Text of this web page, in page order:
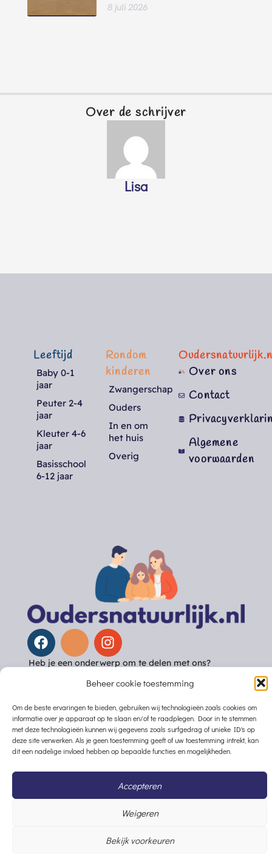
Beheer cookie toestemming
Om de beste ervaringen te bieden, gebruiken wij technologieën zoals cookies om
informatie over je apparaat op te slaan en/of te raadplegen. Door in te stemmen
met deze technologieën kunnen wij gegevens zoals surfgedrag of unieke ID's op
deze site verwerken. Als je geen toestemming geeft of uw toestemming intrekt, kan
dit een nadelige invloed hebben op bepaalde functies en mogelijkheden.
Accepteren
Weigeren
Bekijk voorkeuren
8 juli 2026
Over de schrijver
Lisa
Heb je een onderwerp om te delen met ons?
Leeftijd
Baby 0-1
jaar
Peuter 2-4
jaar
Kleuter 4-6
jaar
Basisschool
6-12 jaar
Rondom
kinderen
Zwangerschap
Ouders
In en om
het huis
Overig
Over ons
Contact
Algemene
voorwaarden
© Copyright 2026, Alle rechten voorbehouden –
oudersnatuurlijk.nl